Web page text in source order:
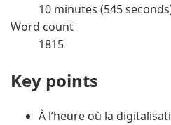
10 minutes (545
Word count
1815
Key points
À l’heure où la